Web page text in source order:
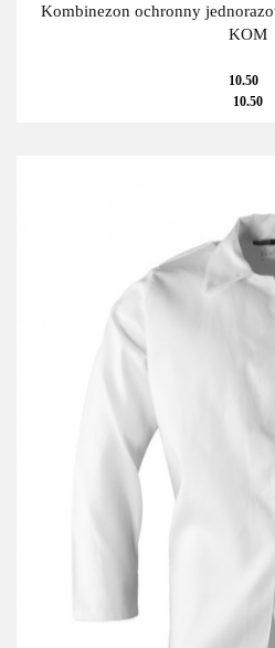
Kombinezon ochronny
KOM
10.50
10.50